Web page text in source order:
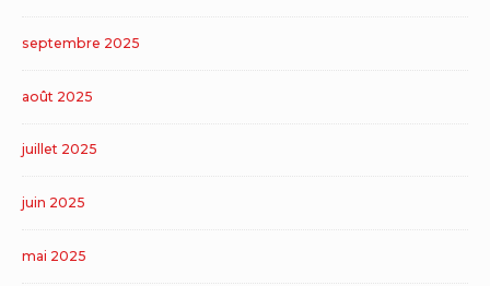
septembre 2025
août 2025
juillet 2025
juin 2025
mai 2025